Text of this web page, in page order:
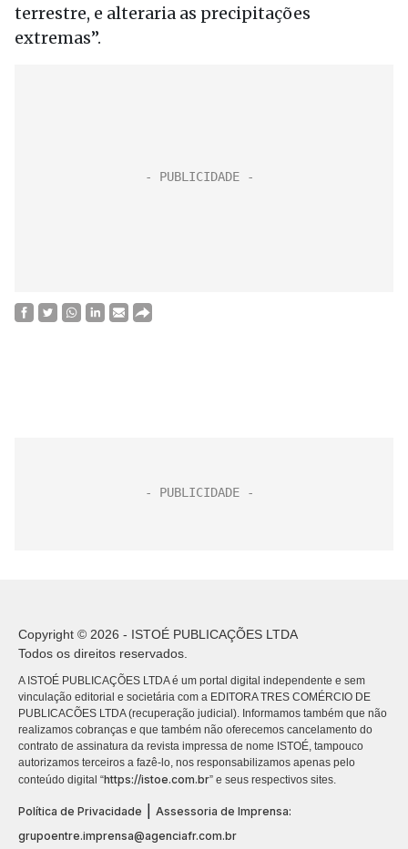
terrestre, e alteraria as precipitações
extremas”.
Copyright © 2026 - ISTOÉ PUBLICAÇÕES LTDA
Todos os direitos reservados.
A ISTOÉ PUBLICAÇÕES LTDA é um portal digital independente e sem
vinculação editorial e societária com a EDITORA TRES COMÉRCIO DE
PUBLICACÕES LTDA (recuperação judicial). Informamos também que não
realizamos cobranças e que também não oferecemos cancelamento do
contrato de assinatura da revista impressa de nome ISTOÉ, tampouco
autorizamos terceiros a fazê-lo, nos responsabilizamos apenas pelo
conteúdo digital “https://istoe.com.br” e seus respectivos sites.
Política de Privacidade
Assessoria de Imprensa:
grupoentre.imprensa@agenciafr.com.br